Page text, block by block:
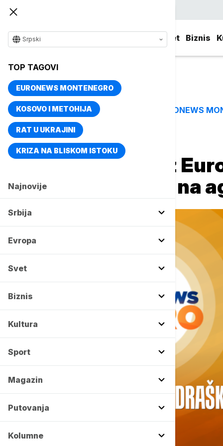
Svet Biznis
Srpski
TOP TAGOVI
EURONEWS MONTENEGRO
KOSOVO I METOHIJA
RAT U UKRAJINI
KRIZA NA BLISKOM ISTOKU
Najnovije
Srbija
Evropa
Svet
Biznis
Kultura
Sport
Magazin
Putovanja
Kolumne
TOP TAGOVI EURONEWS
Naslovna Svet
Probudite se uz
Pekingu - šta je na